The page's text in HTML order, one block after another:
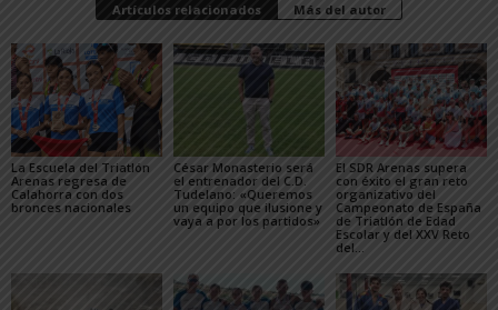
Artículos relacionados Más del autor
La Escuela del Triatlón
Arenas regresa de
Calahorra con dos
bronces nacionales
César Monasterio será
el entrenador del C.D.
Tudelano: «Queremos
un equipo que ilusione y
vaya a por los partidos»
El SDR Arenas supera
con éxito el gran reto
organizativo del
Campeonato de España
de Triatlón de Edad
Escolar y del XXV Reto
del...